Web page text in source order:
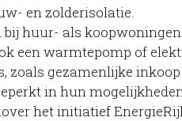
en zolderisolatie.
bij huur- als koopwoningen.
een warmtepomp of
zoals gezamenlijke
in hun
het initiatief